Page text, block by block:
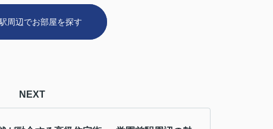
周辺でお部屋を探す
NEXT